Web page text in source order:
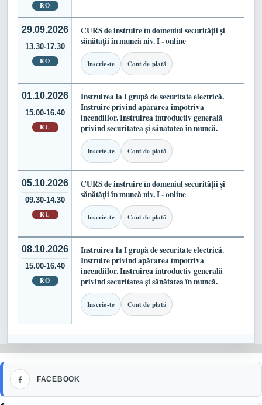
RO
29.09.2026
13.30-17.30
RO
CURS de instruire în domeniul securității și
sănătății în muncă niv. I - online
Inscrie-te Cont de plată
01.10.2026
15.00-16.40
RU
Instruirea la I grupă de securitate electrică.
Instruire privind apărarea împotriva
incendiilor. Instruirea introductiv generală
privind securitatea și sănătatea în muncă.
Inscrie-te Cont de plată
05.10.2026
09.30-14.30
RU
CURS de instruire în domeniul securității și
sănătății în muncă niv. I - online
Inscrie-te Cont de plată
08.10.2026
15.00-16.40
RO
Instruirea la I grupă de securitate electrică.
Instruire privind apărarea împotriva
incendiilor. Instruirea introductiv generală
privind securitatea și sănătatea în muncă.
Inscrie-te Cont de plată
FACEBOOK
Facebook